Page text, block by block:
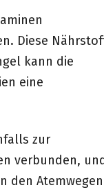
Diese
kann die
eine
zur
verbunden,
den Atemwegen